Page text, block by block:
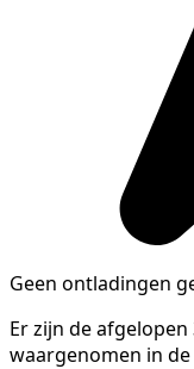
Geen ontladingen
Er zijn de
waargenomen in